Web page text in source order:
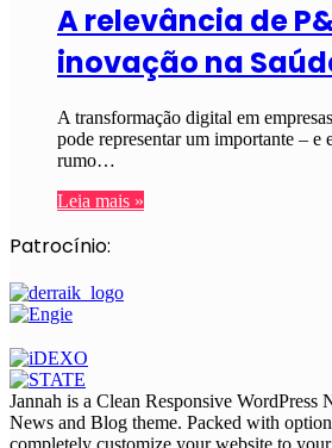
A relevância de
inovação na
A transformação digital em
pode representar um importante – e
rumo…
Leia mais »
Patrocínio:
Jannah is a Clean Responsive WordPress
News and Blog theme. Packed with